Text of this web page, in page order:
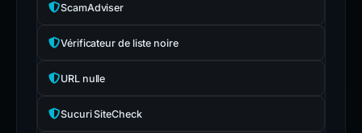
ScamAdviser
Vérificateur de liste noire
URL nulle
Sucuri SiteCheck